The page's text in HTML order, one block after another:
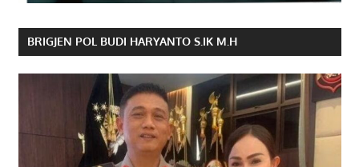
BRIGJEN POL BUDI HARYANTO S.IK M.H